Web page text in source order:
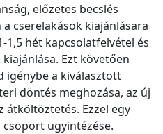
előzetes becslés
cserelakások kiajánlásara
1,5 hét kapcsolatfelvétel és
Ezt követően
igénybe a kiválasztott
döntés meghozása, az új
átköltöztetés. Ezzel egy
ügyintézése.